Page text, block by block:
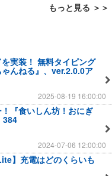
もっと見る ＞＞
実装！ 無料タイピング
んねる』、ver.2.0.0ア
2025-08-19 16:00:00
『食いしん坊！おにぎ
384
2024-07-06 12:00:00
】充電はどのくらいも